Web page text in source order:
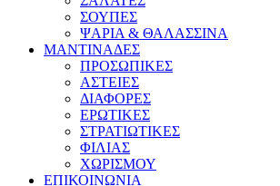
ΣΟΥΠΕΣ
ΨΑΡΙΑ & ΘΑΛΑΣΣΙΝΑ
ΜΑΝΤΙΝΑΔΕΣ
ΠΡΟΣΩΠΙΚΕΣ
ΑΣΤΕΙΕΣ
ΔΙΑΦΟΡΕΣ
ΕΡΩΤΙΚΕΣ
ΣΤΡΑΤΙΩΤΙΚΕΣ
ΦΙΛΙΑΣ
ΧΩΡΙΣΜΟΥ
ΕΠΙΚΟΙΝΩΝΙΑ